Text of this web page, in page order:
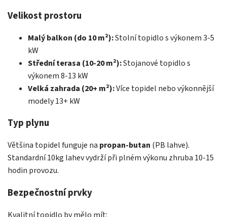
Velikost prostoru
Malý balkon (do 10 m²):Stolní topidlo s výkonem 3-5
kW
Střední terasa (10-20 m²):Stojanové topidlo s
výkonem 8-13 kW
Velká zahrada (20+ m²):Více topidel nebo výkonnější
modely 13+ kW
Typ plynu
Většina topidel funguje na propan-butan (PB lahve).
Standardní 10kg lahev vydrží při plném výkonu zhruba 10-15
hodin provozu.
Bezpečnostní prvky
Kvalitní topidlo by mělo mít: